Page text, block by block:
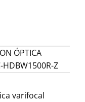
ÓPTICA
HDBW1500R-Z
varifocal